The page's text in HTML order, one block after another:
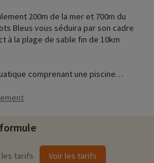
200m de la mer et 700m du
Bleus vous séduira par son cadre
à la plage de sable fin de 10km
comprenant une piscine
de loisirs : aire de jeux
animations ponctuelles sont
plus grand plaisir : aqua-bike,
tarifs Voir les tarifs